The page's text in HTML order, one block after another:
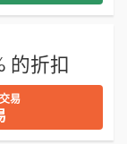
的折扣
易